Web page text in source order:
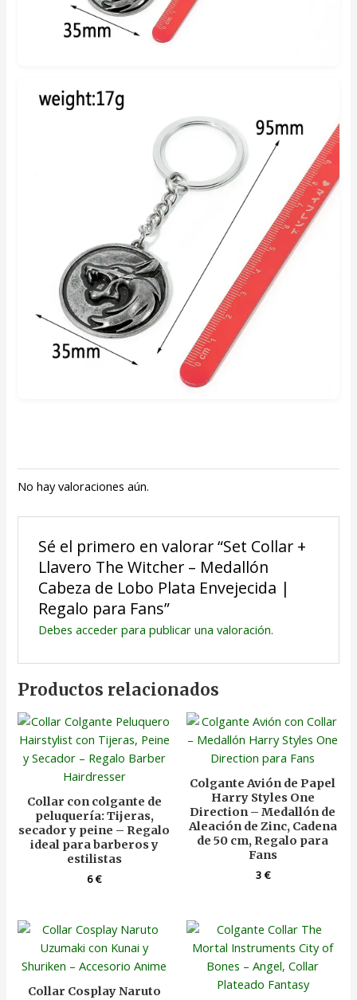
No hay valoraciones aún.
Sé el primero en valorar “Set Collar +
Llavero The Witcher – Medallón
Cabeza de Lobo Plata Envejecida |
Regalo para Fans”
Debes accederpara publicar una valoración.
Productos relacionados
Collar con colgante de
peluquería: Tijeras,
secador y peine – Regalo
ideal para barberos y
estilistas
6€
Colgante Avión de Papel
Harry Styles One
Direction – Medallón de
Aleación de Zinc, Cadena
de 50 cm, Regalo para
Fans
3€
Collar Cosplay Naruto